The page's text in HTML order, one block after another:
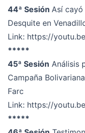
44ª Sesión Así
Desquite en
Link: https://
*****
45ª Sesión Análisis
Campaña
Farc
Link: https://
*****